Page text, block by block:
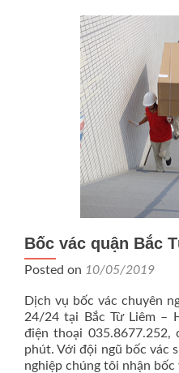
Bốc vác quận Bắc
Posted on 10/05/2019
Dịch vụ bốc vác chuyên
24/24 tại Bắc Từ Liêm –
điện thoại 035.8677.252,
phút. Với đội ngũ bốc vác
nghiệp chúng tôi nhận bốc